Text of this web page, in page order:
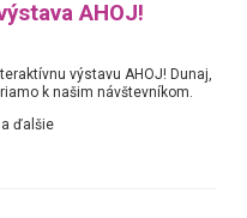
AHOJ!
výstavu AHOJ! Dunaj,
k našim návštevníkom.
ďalšie